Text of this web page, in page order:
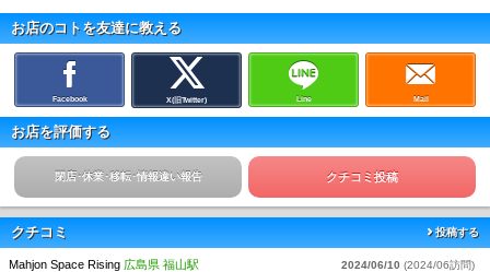
ゲーム代チケット10枚プレゼント！(4000円相当)
★★★ご新規様大歓迎★★★
貸卓料金は最安クラスの1時間1000円
お得に麻雀をお楽しみいただけます。
1時間1,000円で
ペプシコーラ・ZONE・セブンアップ・なっちゃんオレンジ
お茶・紅茶・コーヒー・カフェオレ・カプチーノ・コーンスープ(冬限定)ドリン
クバー付きプランもあり
※金曜、土曜、日曜、祝前日は1時間1200円となります。
フリールールは別途ルールをご覧ください！
麻雀好きには堪らないルールとなっております。
お店のコトを友達に教える
Facebook X(旧Twitter) Line Mail
お店を評価する
閉店･休業･移転･情報違い報告 クチコミ投稿
クチコミ 投稿する
Mahjon Space Rising 広島県 福山駅 2024/06/10 (2024/06訪問)